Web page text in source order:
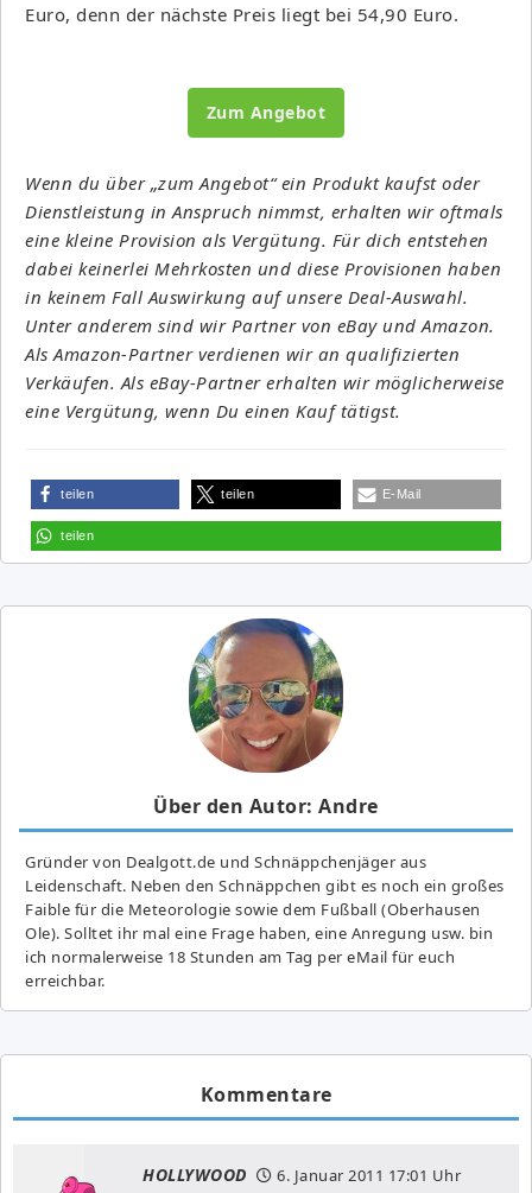
Euro, denn der nächste Preis liegt bei 54,90 Euro.
Zum Angebot
Wenn du über „zum Angebot“ ein Produkt kaufst oder
Dienstleistung in Anspruch nimmst, erhalten wir oftmals
eine kleine Provision als Vergütung. Für dich entstehen
dabei keinerlei Mehrkosten und diese Provisionen haben
in keinem Fall Auswirkung auf unsere Deal-Auswahl.
Unter anderem sind wir Partner von eBay und Amazon.
Als Amazon-Partner verdienen wir an qualifizierten
Verkäufen. Als eBay-Partner erhalten wir möglicherweise
eine Vergütung, wenn Du einen Kauf tätigst.
teilen teilen E-Mail
teilen
Über den Autor: Andre
Gründer von Dealgott.de und Schnäppchenjäger aus
Leidenschaft. Neben den Schnäppchen gibt es noch ein großes
Fai­ble für die Meteorologie sowie dem Fußball (Oberhausen
Ole). Solltet ihr mal eine Frage haben, eine Anregung usw. bin
ich normalerweise 18 Stunden am Tag per eMail für euch
erreichbar.
Kommentare
HOLLYWOOD 6. Januar 2011 17:01 Uhr